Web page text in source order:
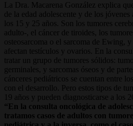
La Dra. Macarena González explica
de la edad adolescente y de los
los 15 y 25 años. Son los tumores
adulto-, el cáncer de tiroides, los
osteosarcoma o el sarcoma de Ewing,
afectan testículos y ovarios. En la
tratar un grupo de tumores sólidos:
germinales, y sarcomas óseos y de
cánceres pediátricos se cuentan entre
con el desarrollo. Pero estos tipos de
19 años y pueden diagnosticarse a los
“En la consulta oncológica de
tratamos casos de adultos con